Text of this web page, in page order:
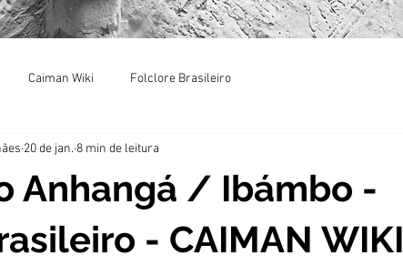
Caiman Wiki Folclore Brasileiro
Anhangá / Ibámbo -
- CAIMAN WIKI
20 de jan. 8 min de leitura